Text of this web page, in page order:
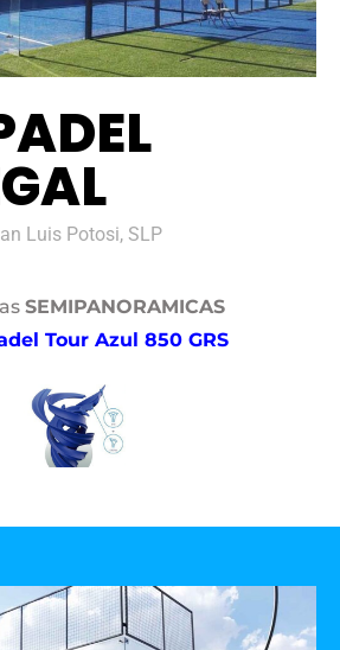
Luis Potosi, SLP
SEMIPANORAMICAS
Tour Azul 850 GRS